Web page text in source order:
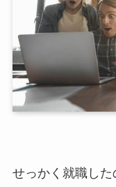
せっかく就職し